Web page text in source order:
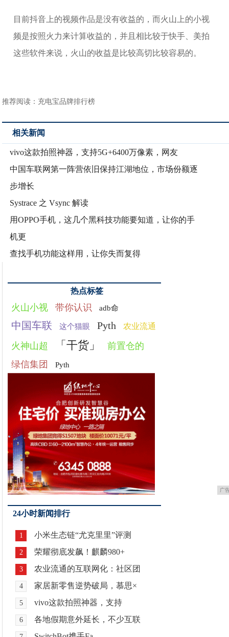
目前抖音上的视频作品是没有收益的，而火山上的小视
频是按照火力来计算收益的，并且相比较于快手、美拍
这些软件来说，火山的收益是比较高切比较容易的。
推荐阅读： 充电宝品牌排行榜
相关新闻
vivo这款拍照神器，支持5G+6400万像素，网友
中国车联网第一阵营依旧保持江湖地位，市场份额逐
步增长
Systrace 之 Vsync 解读
用OPPO手机，这几个黑科技功能要知道，让你的手
机更
查找手机功能这样用，让你失而复得
热点标签
火山小视 带你认识 adb命
中国车联 这个猫眼 Pyth 农业流通
火神山超 「干货」
前置仓的
绿信集团
Pyth
广
24小时新闻排行
1 小米生态链“尤克里里”评测
2 荣耀彻底发飙！麒麟980+
3 农业流通的互联网化：社区团
4 家居新零售逆势破局，慕思×
5 vivo这款拍照神器，支持
6 各地假期意外延长，不少互联